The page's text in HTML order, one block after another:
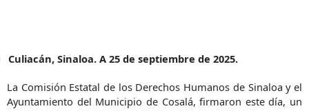
Culiacán, Sinaloa. A 25 de septiembre de 2025.
La Comisión Estatal de los Derechos Humanos de Sinaloa y el
Ayuntamiento del Municipio de Cosalá, firmaron este día, un